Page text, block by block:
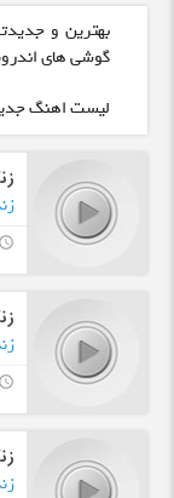
بهترین و
گوشی های
لیست اهنگ
query_builder
query_builder